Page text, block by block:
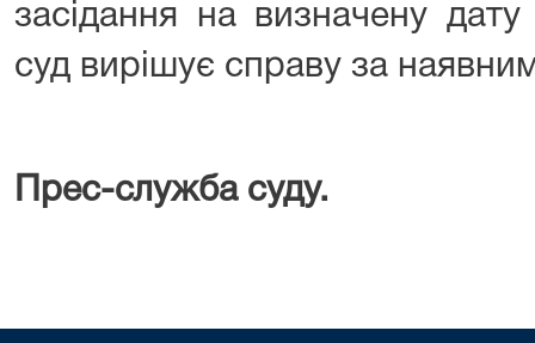
засідання на визначену
суд вирішує справу за
Прес-служба суду.